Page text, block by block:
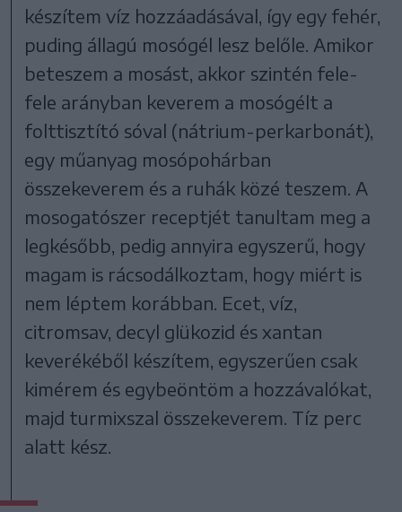
készítem víz hozzáadásával, így egy fehér,
puding állagú mosógél lesz belőle. Amikor
beteszem a mosást, akkor szintén fele-
fele arányban keverem a mosógélt a
folttisztító sóval (nátrium-perkarbonát),
egy műanyag mosópohárban
összekeverem és a ruhák közé teszem. A
mosogatószer receptjét tanultam meg a
legkésőbb, pedig annyira egyszerű, hogy
magam is rácsodálkoztam, hogy miért is
nem léptem korábban. Ecet, víz,
citromsav, decyl glükozid és xantan
keverékéből készítem, egyszerűen csak
kimérem és egybeöntöm a hozzávalókat,
majd turmixszal összekeverem. Tíz perc
alatt kész.